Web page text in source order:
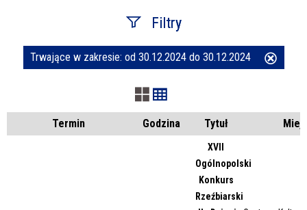
Filtry
Szukana fraza
Kategoria
Trwające w zakresie: od 30.12.2024 do 30.12.2024
Termin Godzina Tytuł
XVII
Ogólnopolski
Konkurs
Rzeźbiarski